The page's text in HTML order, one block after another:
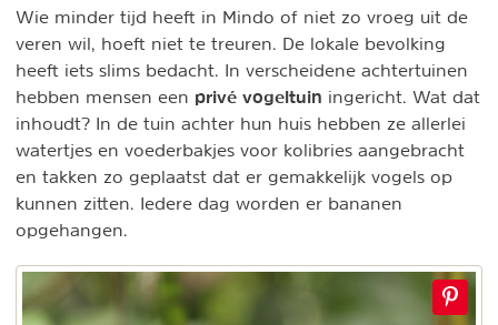
Wie minder tijd heeft in Mindo of niet zo vroeg uit de
veren wil, hoeft niet te treuren. De lokale bevolking
heeft iets slims bedacht. In verscheidene achtertuinen
hebben mensen een privé vogeltuin ingericht. Wat dat
inhoudt? In de tuin achter hun huis hebben ze allerlei
watertjes en voederbakjes voor kolibries aangebracht
en takken zo geplaatst dat er gemakkelijk vogels op
kunnen zitten. Iedere dag worden er bananen
opgehangen.